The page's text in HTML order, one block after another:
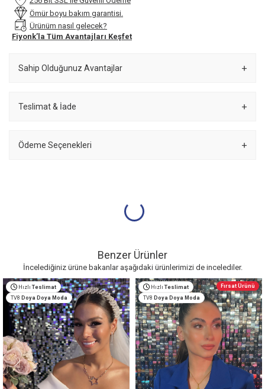
Ömür boyu bakım garantisi.
Ürünüm nasıl gelecek?
Fiyonk’la Tüm Avantajları Keşfet
Sahip Olduğunuz Avantajlar
Teslimat & İade
Ödeme Seçenekleri
Benzer Ürünler
İncelediğiniz ürüne bakanlar aşağıdaki ürünlerimizi de incelediler.
Hızlı Teslimat
TV8 Doya Doya Moda
Hızlı Teslimat
TV8 Doya Doya Moda
Fırsat Ürünü